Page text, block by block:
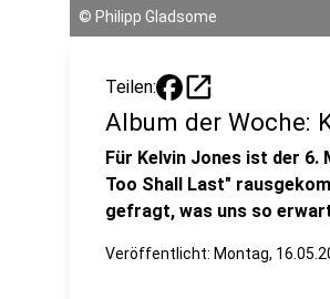
© Philipp Gladsome
Teilen: open_in_new
Album der Woche:
Für Kelvin Jones ist der 6.
Too Shall Last"
gefragt, was uns so
Veröffentlicht: Montag,